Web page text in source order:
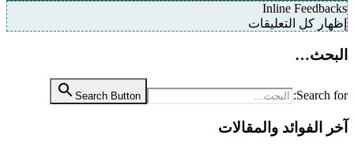
Inline
كل التعليقات
Search Button
الفوائد والمقالات